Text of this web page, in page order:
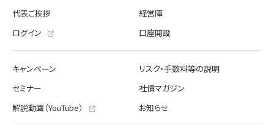
役職員及び委託先の適切な監督を行って参ります。
個人情報の適正な取扱いの確保のため、本方針を公表していま
個人データ（個人情報保護法第2条第6項に定める個人データをい
り、その取扱方法、責任者・担当者、及びその任務等について社
（3）組織的安全管理措置
代表ご挨拶
経営陣
ログイン
口座開設
キャンペーン
リスク・手数料等の説明
セミナー
社債マガジン
解説動画（YouTube）
お知らせ